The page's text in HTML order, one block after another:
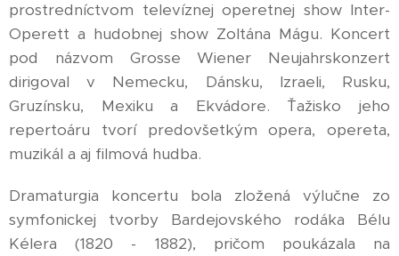
prostredníctvom televíznej operetnej show Inter-
Operett a hudobnej show Zoltána Mágu. Koncert
pod názvom Grosse Wiener Neujahrskonzert
dirigoval v Nemecku, Dánsku, Izraeli, Rusku,
Gruzínsku, Mexiku a Ekvádore. Ťažisko jeho
repertoáru tvorí predovšetkým opera, opereta,
muzikál a aj filmová hudba.
Dramaturgia koncertu bola zložená výlučne zo
symfonickej tvorby Bardejovského rodáka Bélu
Kélera (1820 - 1882), pričom poukázala na